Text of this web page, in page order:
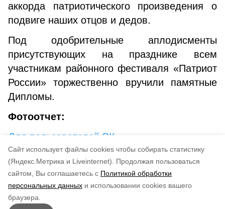
Cайт использует файлы cookies чтобы собирать статистику
(Яндекс.Метрика и Liveinternet).
Продолжая пользоваться
сайтом, Вы соглашаетесь с Политикой обработки
персональных данных и использовании cookies вашего
браузера.
аккорда патриотического произведения о
подвиге наших отцов и дедов.
Под одобрительные аплодисменты
присутствующих на празднике всем
участникам районного фестиваля «Патриот
России» торжественно вручили памятные
Дипломы.
Фотоотчет:
Для пользователей ВК
Для пользователей ОК
по оценке
5